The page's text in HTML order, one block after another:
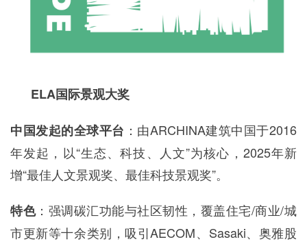
ELA国际景观大奖
中国发起的全球平台 ：由ARCHINA建筑中国于2016
年发起，以“生态、科技、人文”为核心，2025年新
增“最佳人文景观奖、最佳科技景观奖”。
特色：强调碳汇功能与社区韧性，覆盖住宅/商业/城
市更新等十余类别，吸引AECOM、Sasaki、奥雅股